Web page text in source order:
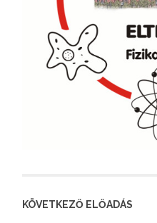
KÖVETKEZŐ ELŐADÁS